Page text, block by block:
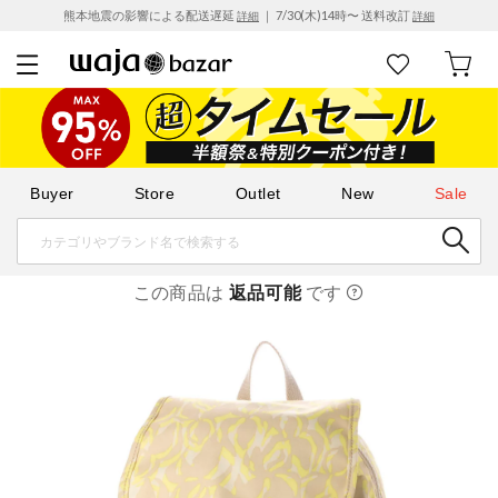
熊本地震の影響による配送遅延 詳細 ｜ 7/30(木)14時〜 送料改訂詳細
Buyer Store Outlet New Sale
この商品は 返品可能です